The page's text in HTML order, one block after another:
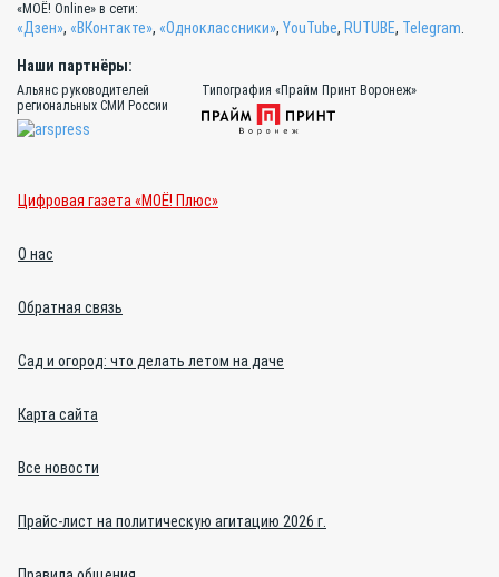
«МОЁ! Online» в сети:
«Дзен», «ВКонтакте», «Одноклассники», YouTube, RUTUBE, Telegram
Наши партнёры:
Альянс руководителей
региональных СМИ России
Типография «Прайм Принт Воронеж»
Цифровая газета «МОЁ! Плюс»
О нас
Обратная связь
Сад и огород: что делать летом на даче
Карта сайта
Все новости
Прайс-лист на политическую агитацию 2026 г.